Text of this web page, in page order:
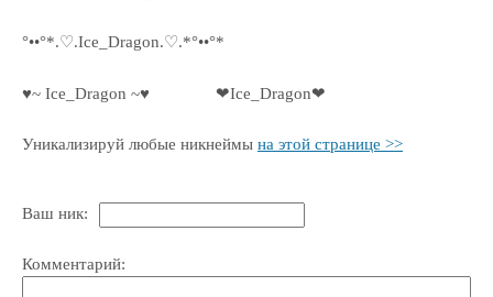
°••°*.♡.Ice_Dragon.♡.*°••°*
♥~ Ice_Dragon ~♥ ❤Ice_Dragon❤
Уникализируй любые никнеймы на этой странице >>
Ваш ник:
Комментарий: